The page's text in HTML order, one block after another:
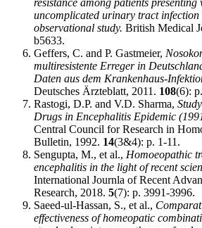
resistance among patients presenting
uncomplicated urinary tract
observational study. British Medical
b5633.
Geffers, C. and P. Gastmeier,
multiresistente Erreger in
Daten aus dem Krankenhaus-
Deutsches Ärzteblatt, 2011. 108(6):
Rastogi, D.P. and V.D. Sharma,
Drugs in Encephalitis Epidemic
Central Council for Research in
Bulletin, 1992. 14(3&4): p. 1-11.
Sengupta, M., et al., Homoeopathic
encephalitis in the light of recent
International Journla of Recent
Research, 2018. 5(7): p. 3991-3996.
Saeed-ul-Hassan, S., et al.,
effectiveness of homeopatic